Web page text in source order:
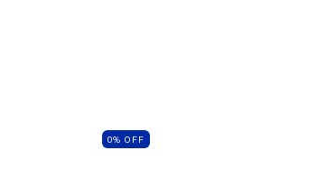
0%OFF